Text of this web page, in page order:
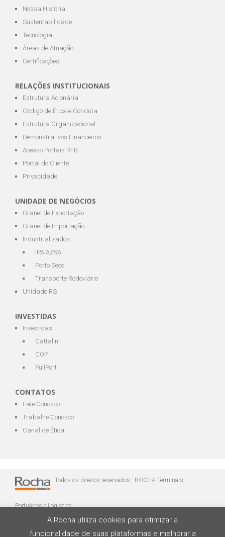
Nossa História
Sustentabilidade
Tecnologia
Áreas de Atuação
Certificações
RELAÇÕES INSTITUCIONAIS
Estrutura Acionária
Código de Ética e Conduta
Estrutura Organizacional
Demonstrativos Financeiros
Acesso Portais RFB
Portal do Cliente
Privacidade
UNIDADE DE NEGÓCIOS
Granel de Exportação
Granel de Importação
Industrializados
IPA AZ9A
Porto Seco
Transporte Rodoviário
Unidade RS
INVESTIDAS
Investidas
Cattalini
COPI
FullPort
CONTATOS
Fale Conosco
Trabalhe Conosco
Canal de Ética
Todos os direitos reservados - ROCHA Terminais
Portuários e Logística
A Rocha utiliza cookies para otimizar a
funcionalidade de suas plataformas e melhorar a